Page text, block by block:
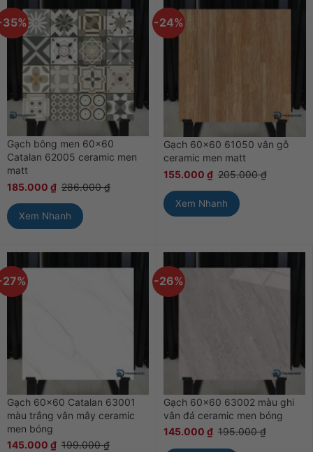
Gạch bông men 60×60
Catalan 62005 ceramic men
matt
185.000 ₫ 286.000₫
Xem Nhanh
-24%
Gạch 60×60 61050 vân gỗ
ceramic men matt
155.000 ₫ 205.000₫
Xem Nhanh
Gạch 60×60 Catalan 63001
màu trắng vân mây ceramic
men bóng
145.000 ₫ 199.000₫
-26%
Gạch 60×60 63002 màu ghi
vân đá ceramic men bóng
145.000 ₫ 195.000₫